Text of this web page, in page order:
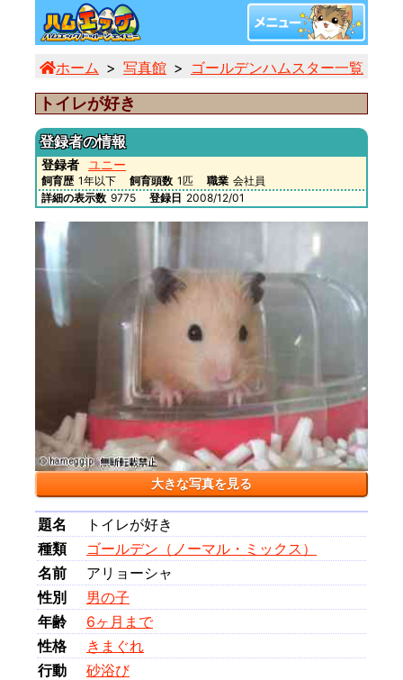
ホーム 写真館 ゴールデンハムスター一覧
トイレが好き
登録者の情報
登録者 ユニー
飼育歴 1年以下 飼育頭数 1匹 職業 会社員
詳細の表示数 9775 登録日 2008/12/01
大きな写真を見る
題名
トイレが好き
種類
ゴールデン（ノーマル・ミックス）
名前
アリョーシャ
性別
男の子
年齢
6ヶ月まで
性格
きまぐれ
行動
砂浴び